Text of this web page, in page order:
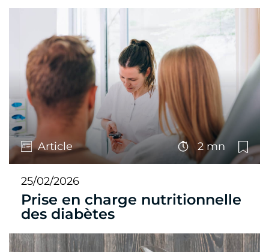
Article 2 mn
25/02/2026
Prise en charge nutritionnelle
des diabètes